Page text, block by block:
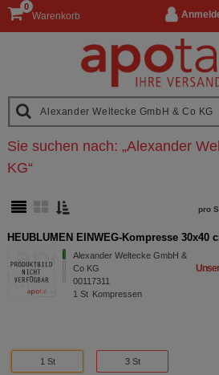
Warenkorb
0
Sie suchen nach: „Alexander
KG“
pro
HEUBLUMEN EINWEG-Kompresse 30x40
Alexander Weltecke GmbH &
Co KG
00117311
1 St Kompressen
1 St 3 St